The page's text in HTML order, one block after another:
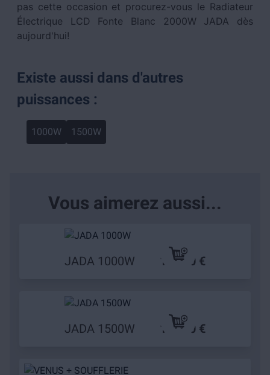
pas cette occasion et procurez-vous le Radiateur
Électrique LCD Fonte Blanc 2000W JADA dès
aujourd'hui!
Existe aussi dans d'autres
puissances :
1000W 1500W
Vous aimerez aussi...
JADA 1000W 139,90 €
JADA 1500W 159,90 €